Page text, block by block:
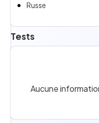
Russe
Tests
Aucune